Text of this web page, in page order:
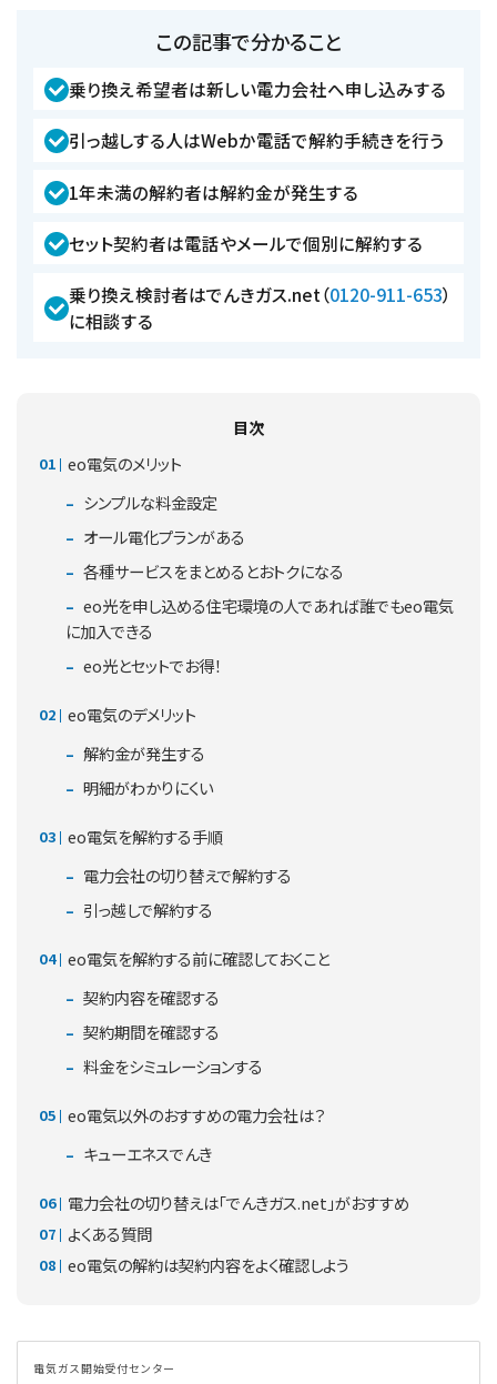
この記事で分かること
乗り換え希望者は新しい電力会社へ申し込みする
引っ越しする人はWebか電話で解約手続きを行う
1年未満の解約者は解約金が発生する
セット契約者は電話やメールで個別に解約する
乗り換え検討者はでんきガス.net（0120-911-653）
に相談する
目次
eo電気のメリット
シンプルな料金設定
オール電化プランがある
各種サービスをまとめるとおトクになる
eo光を申し込める住宅環境の人であれば誰でもeo電気
に加入できる
eo光とセットでお得！
eo電気のデメリット
解約金が発生する
明細がわかりにくい
eo電気を解約する手順
電力会社の切り替えで解約する
引っ越しで解約する
eo電気を解約する前に確認しておくこと
契約内容を確認する
契約期間を確認する
料金をシミュレーションする
eo電気以外のおすすめの電力会社は？
キューエネスでんき
電力会社の切り替えは「でんきガス.net」がおすすめ
よくある質問
eo電気の解約は契約内容をよく確認しよう
電気ガス開始受付センター